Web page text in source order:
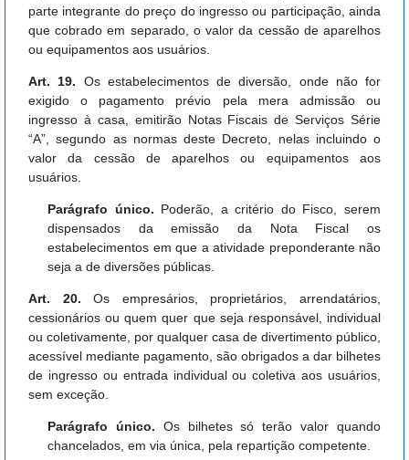
parte integrante do preço do ingresso ou participação, ainda
que cobrado em separado, o valor da cessão de aparelhos
ou equipamentos aos usuários.
Art. 19. Os estabelecimentos de diversão, onde não for
exigido o pagamento prévio pela mera admissão ou
ingresso à casa, emitirão Notas Fiscais de Serviços Série
“A”, segundo as normas deste Decreto, nelas incluindo o
valor da cessão de aparelhos ou equipamentos aos
usuários.
Parágrafo único. Poderão, a critério do Fisco, serem
dispensados da emissão da Nota Fiscal os
estabelecimentos em que a atividade preponderante não
seja a de diversões públicas.
Art. 20.Os empresários, proprietários, arrendatários,
cessionários ou quem quer que seja responsável, individual
ou coletivamente, por qualquer casa de divertimento público,
acessível mediante pagamento, são obrigados a dar bilhetes
de ingresso ou entrada individual ou coletiva aos usuários,
sem exceção.
Parágrafo único. Os bilhetes só terão valor quando
chancelados, em via única, pela repartição competente.